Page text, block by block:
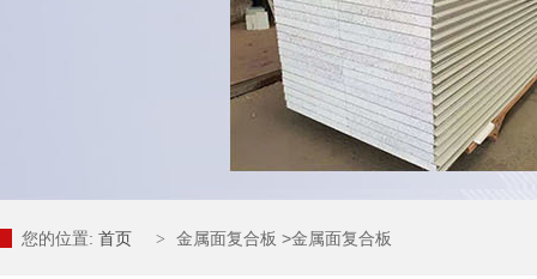
您的位置: 首页 > 金属面复合板 >金属面复合板